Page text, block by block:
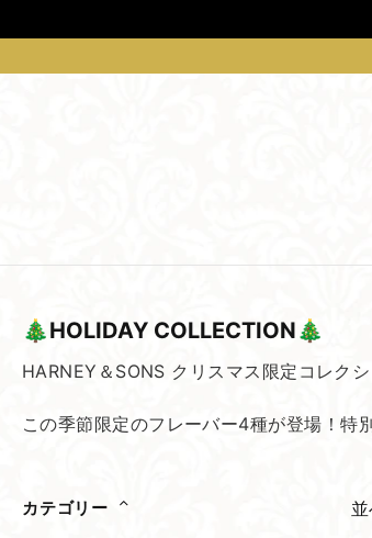
🎄HOLIDAY COLLECTION🎄
HARNEY＆SONS クリスマス限定コレク
この季節限定のフレーバー4種が登場！特
カテゴリー